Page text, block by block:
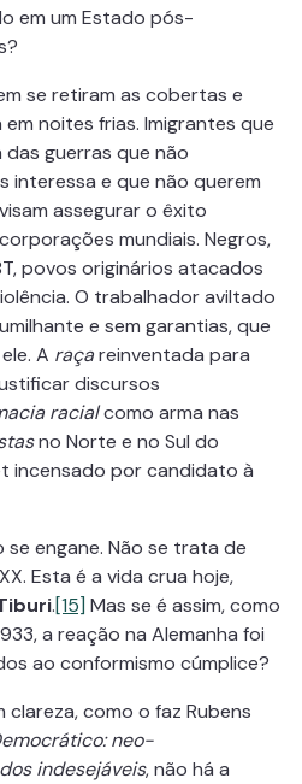
em um Estado pós-
se retiram as cobertas e
noites frias. Imigrantes que
guerras que não
interessa e que não querem
assegurar o êxito
mundiais. Negros,
povos originários atacados
O trabalhador aviltado
e sem garantias, que
A raçareinventada para
discursos
racialcomo arma nas
no Norte e no Sul do
incensado por candidato à
se engane. Não se trata de
Esta é a vida crua hoje,
.[15] Mas se é assim, como
a reação na Alemanha foi
ao conformismo cúmplice?
como o faz Rubens
neo-
indesejáveis, não há a